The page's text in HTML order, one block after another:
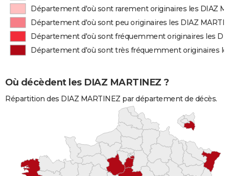
Département d'où sont rarement originaires les DIAZ
Département d'où sont peu originaires les DIAZ
Département d'où sont fréquemment originaires les
Département d'où sont très fréquemment originaires
Où décèdent les DIAZ MARTINEZ ?
Répartition des DIAZ MARTINEZ par département de décès.